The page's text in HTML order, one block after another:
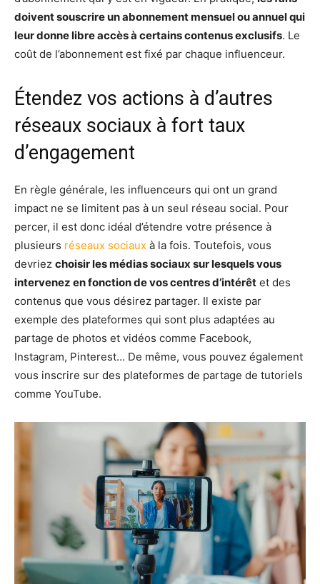
doivent souscrire un abonnement mensuel ou annuel qui
leur donne libre accès à certains contenus exclusifs. Le
coût de l’abonnement est fixé par chaque influenceur.
Étendez vos actions à d’autres
réseaux sociaux à fort taux
d’engagement
En règle générale, les influenceurs qui ont un grand
impact ne se limitent pas à un seul réseau social. Pour
percer, il est donc idéal d’étendre votre présence à
plusieurs réseaux sociaux à la fois. Toutefois, vous
devriez choisir les médias sociaux sur lesquels vous
intervenez en fonction de vos centres d’intérêt et des
contenus que vous désirez partager. Il existe par
exemple des plateformes qui sont plus adaptées au
partage de photos et vidéos comme Facebook,
Instagram, Pinterest… De même, vous pouvez également
vous inscrire sur des plateformes de partage de tutoriels
comme YouTube.